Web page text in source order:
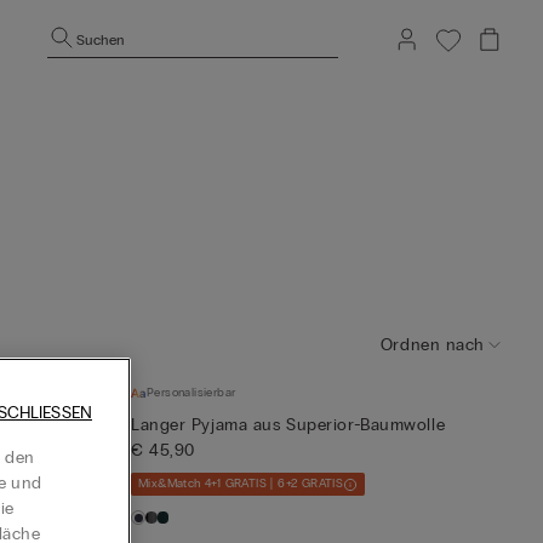
Suchen
Ordnen nach
Personalisierbar
Langer Pyjama aus Superior-Baumwolle
€ 45,90
Mix&Match 4+1 GRATIS | 6+2 GRATIS
und